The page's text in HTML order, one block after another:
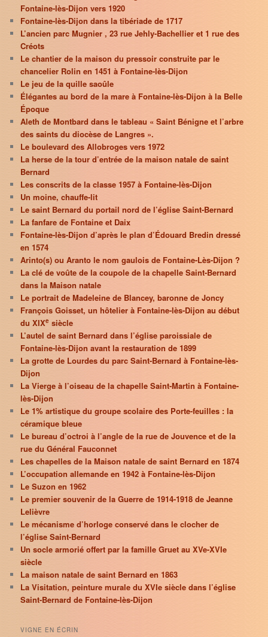
Fontaine-lès-Dijon vers 1920
Fontaine-lès-Dijon dans la tibériade de 1717
L’ancien parc Mugnier , 23 rue Jehly-Bachellier et 1 rue des
Créots
Le chantier de la maison du pressoir construite par le
chancelier Rolin en 1451 à Fontaine-lès-Dijon
Le jeu de la quille saoûle
Élégantes au bord de la mare à Fontaine-lès-Dijon à la Belle
Époque
Aleth de Montbard dans le tableau « Saint Bénigne et l’arbre
des saints du diocèse de Langres ».
Le boulevard des Allobroges vers 1972
La herse de la tour d’entrée de la maison natale de saint
Bernard
Les conscrits de la classe 1957 à Fontaine-lès-Dijon
Un moine, chauffe-lit
Le saint Bernard du portail nord de l’église Saint-Bernard
La fanfare de Fontaine et Daix
Fontaine-lès-Dijon d’après le plan d’Édouard Bredin dressé
en 1574
Arinto(s) ou Aranto le nom gaulois de Fontaine-Lès-Dijon ?
La clé de voûte de la coupole de la chapelle Saint-Bernard
dans la Maison natale
Le portrait de Madeleine de Blancey, baronne de Joncy
François Goisset, un hôtelier à Fontaine-lès-Dijon au début
du XIXe siècle
L’autel de saint Bernard dans l’église paroissiale de
Fontaine-lès-Dijon avant la restauration de 1899
La grotte de Lourdes du parc Saint-Bernard à Fontaine-lès-
Dijon
La Vierge à l’oiseau de la chapelle Saint-Martin à Fontaine-
lès-Dijon
Le 1% artistique du groupe scolaire des Porte-feuilles : la
céramique bleue
Le bureau d’octroi à l’angle de la rue de Jouvence et de la
rue du Général Fauconnet
Les chapelles de la Maison natale de saint Bernard en 1874
L’occupation allemande en 1942 à Fontaine-lès-Dijon
Le Suzon en 1962
Le premier souvenir de la Guerre de 1914-1918 de Jeanne
Lelièvre
Le mécanisme d’horloge conservé dans le clocher de
l’église Saint-Bernard
Un socle armorié offert par la famille Gruet au XVe-XVIe
siècle
La maison natale de saint Bernard en 1863
La Visitation, peinture murale du XVIe siècle dans l’église
Saint-Bernard de Fontaine-lès-Dijon
VIGNE EN ÉCRIN